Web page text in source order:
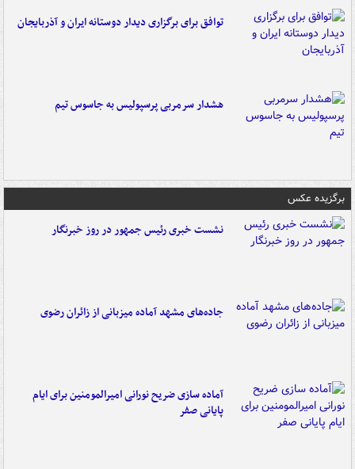
توافق برای برگزاری دیدار دوستانه ایران و آذربایجان
هشدار سرمربی پرسپولیس به جاسوس تیم
برگزیده عکس
نشست خبری رئیس جمهور در روز خبرنگار
جاده‌های مشهد آماده میزبانی از زائران رضوی
آماده سازی ضریح نورانی امیرالمومنین برای ایام
پایانی صفر